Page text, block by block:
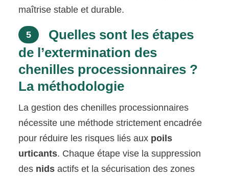
maîtrise stable et durable.
5
Quelles sont les étapes
de l’extermination des
chenilles processionnaires ?
La méthodologie
La gestion des chenilles processionnaires
nécessite une méthode strictement encadrée
pour réduire les risques liés aux poils
urticants. Chaque étape vise la suppression
des nids actifs et la sécurisation des zones